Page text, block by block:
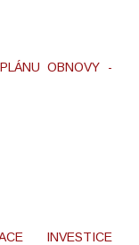
OBNOVY -
INVESTICE